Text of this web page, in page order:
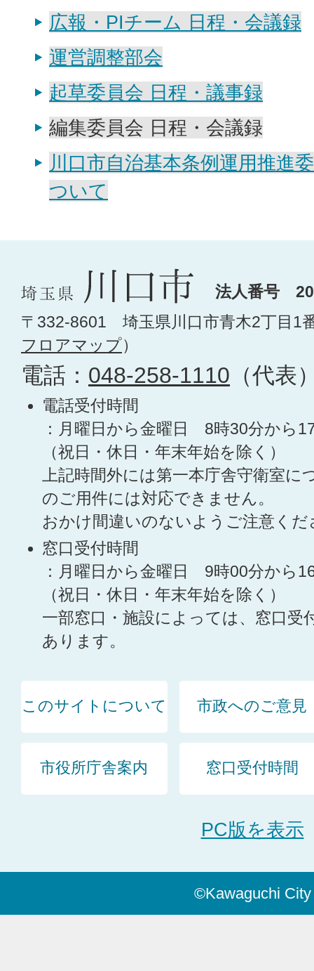
広報・PIチーム 日程・会議録
運営調整部会
起草委員会 日程・議事録
編集委員会 日程・会議録
川口市自治基本条例運用推進
ついて
法人番号
〒332-8601 埼玉県川口市青木2丁目1
フロアマップ）
電話： 048-258-1110 （代表
電話受付時間
：月曜日から金曜日 8時30分から
（祝日・休日・年末年始を除く）
上記時間外には第一本庁舎守衛室に
のご用件には対応できません。
おかけ間違いのないようご注意くだ
窓口受付時間
：月曜日から金曜日 9時00分から
（祝日・休日・年末年始を除く）
一部窓口・施設によっては、窓口受
あります。
このサイトについて 市政へのご意見
市役所庁舎案内 窓口受付時間
PC版を表示
©Kawaguchi City